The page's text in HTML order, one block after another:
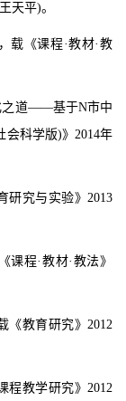
天平)。
载《课程·教材·教
之道——基于N市中
会科学版)》 2014年
研究与实验》 2013
课程·教材·教法》
《教育研究》 2012
程教学研究》 2012